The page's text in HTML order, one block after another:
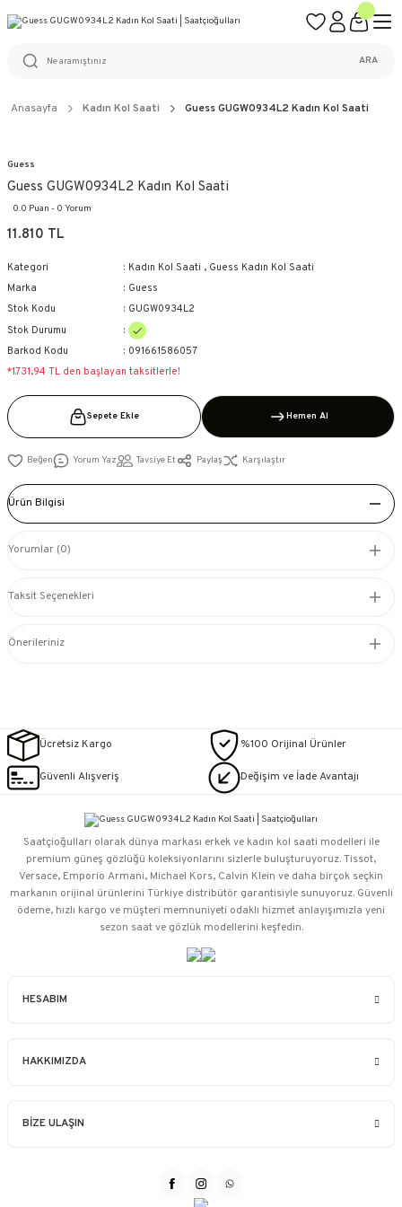
%100 ORİJİNAL ÜRÜN GARANTİSİ
ARA
Anasayfa Kadın Kol Saati Guess GUGW0934L2 Kadın Kol Saati
Guess
Guess GUGW0934L2 Kadın Kol Saati
0.0 Puan - 0 Yorum
11.810 TL
Kategori Kadın Kol Saati , Guess Kadın Kol Saati
Marka
Guess
Stok Kodu
GUGW0934L2
Stok Durumu
Barkod Kodu
091661586057
*1.731,94 TL den başlayan taksitlerle!
Sepete Ekle Hemen Al
Yorum Yaz Tavsiye Et Paylaş Karşılaştır
Ürün Bilgisi
Yorumlar (0)
Taksit Seçenekleri
Önerileriniz
Ücretsiz Kargo %100 Orijinal Ürünler
Güvenli Alışveriş Değişim ve İade Avantajı
HESABIM
HAKKIMIZDA
BİZE ULAŞIN
Saatçioğulları⁠ olarak dünya markası erkek ve kadın kol saati modelleri ile
premium güneş gözlüğü koleksiyonlarını sizlerle buluşturuyoruz. Tissot,
Versace, Emporio Armani, Michael Kors, Calvin Klein ve daha birçok seçkin
markanın orijinal ürünlerini Türkiye distribütör garantisiyle sunuyoruz. Güvenli
ödeme, hızlı kargo ve müşteri memnuniyeti odaklı hizmet anlayışımızla yeni
sezon saat ve gözlük modellerini keşfedin.